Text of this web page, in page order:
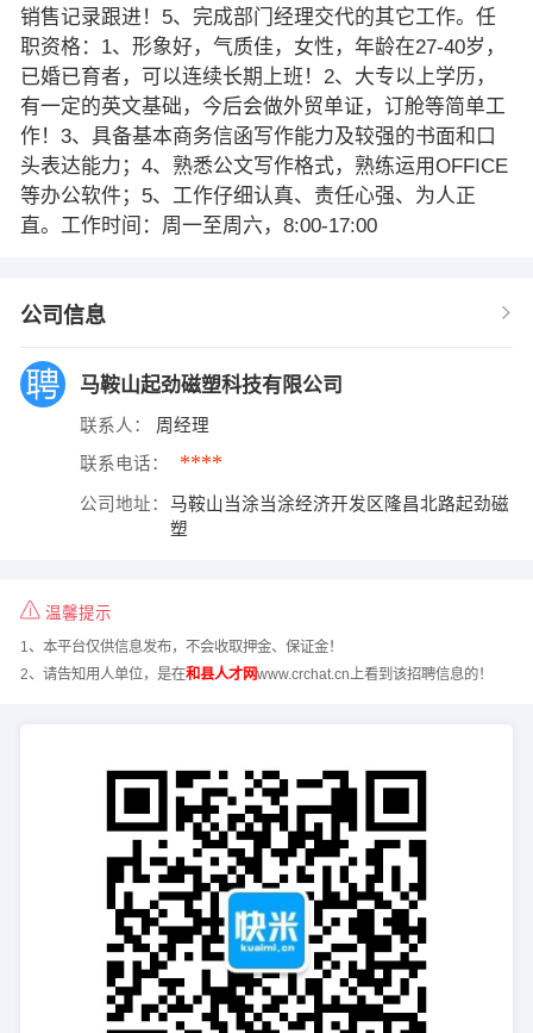
销售记录跟进！5、完成部门经理交代的其它工作。任
职资格：1、形象好，气质佳，女性，年龄在27-40岁，
已婚已育者，可以连续长期上班！2、大专以上学历，
有一定的英文基础，今后会做外贸单证，订舱等简单工
作！3、具备基本商务信函写作能力及较强的书面和口
头表达能力；4、熟悉公文写作格式，熟练运用OFFICE
等办公软件；5、工作仔细认真、责任心强、为人正
直。工作时间：周一至周六，8:00-17:00
公司信息
马鞍山起劲磁塑科技有限公司
联系人： 周经理
联系电话： ****
公司地址：
马鞍山当涂当涂经济开发区隆昌北路起劲磁
塑
温馨提示
1、本平台仅供信息发布，不会收取押金、保证金！
2、请告知用人单位，是在和县人才网www.crchat.cn上看到该招聘信息的！